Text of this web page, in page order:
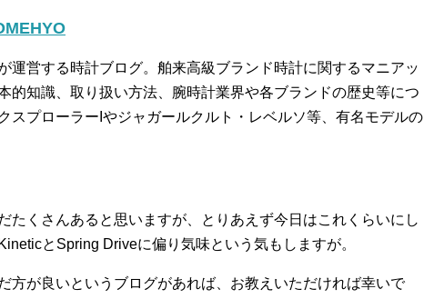
運営する時計ブログ。舶来高級ブランド時計に関するマニアッ
的知識、取り扱い方法、腕時計業界や各ブランドの歴史等につ
スプローラーIやジャガールクルト・レベルソ等、有名モデルの
たくさんあると思いますが、とりあえず今日はこれくらいにし
とSpring Driveに偏り気味という気もしますが。
方が良いというブログがあれば、お教えいただければ幸いで